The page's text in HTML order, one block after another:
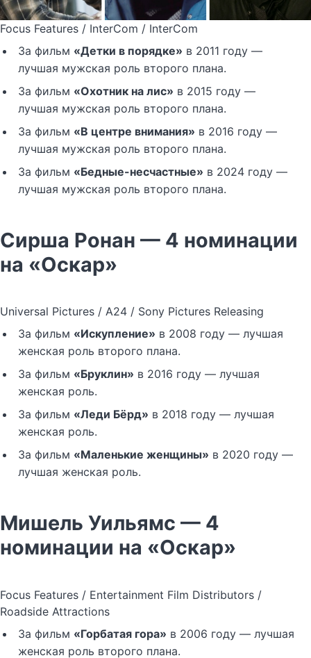
Focus Features / InterCom / InterCom
За фильм «Детки в порядке» в 2011 году —
лучшая мужская роль второго плана.
За фильм «Охотник на лис» в 2015 году —
лучшая мужская роль второго плана.
За фильм «В центре внимания» в 2016 году —
лучшая мужская роль второго плана.
За фильм «Бедные-несчастные» в 2024 году —
лучшая мужская роль второго плана.
Сирша Ронан — 4 номинации
на «Оскар»
Universal Pictures / A24 / Sony Pictures Releasing
За фильм «Искупление» в 2008 году — лучшая
женская роль второго плана.
За фильм «Бруклин» в 2016 году — лучшая
женская роль.
За фильм «Леди Бёрд» в 2018 году — лучшая
женская роль.
За фильм «Маленькие женщины» в 2020 году —
лучшая женская роль.
Мишель Уильямс — 4
номинации на «Оскар»
Focus Features / Entertainment Film Distributors /
Roadside Attractions
За фильм «Горбатая гора» в 2006 году — лучшая
женская роль второго плана.